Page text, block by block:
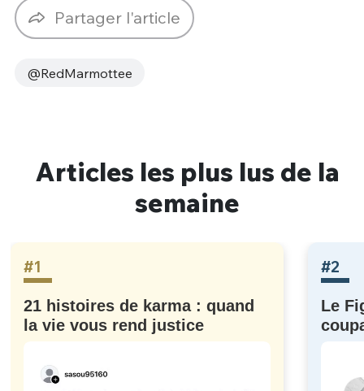
Partager l'article
@RedMarmottee
Articles les plus lus de la
semaine
#1
21 histoires de karma : quand
la vie vous rend justice
#2
Le